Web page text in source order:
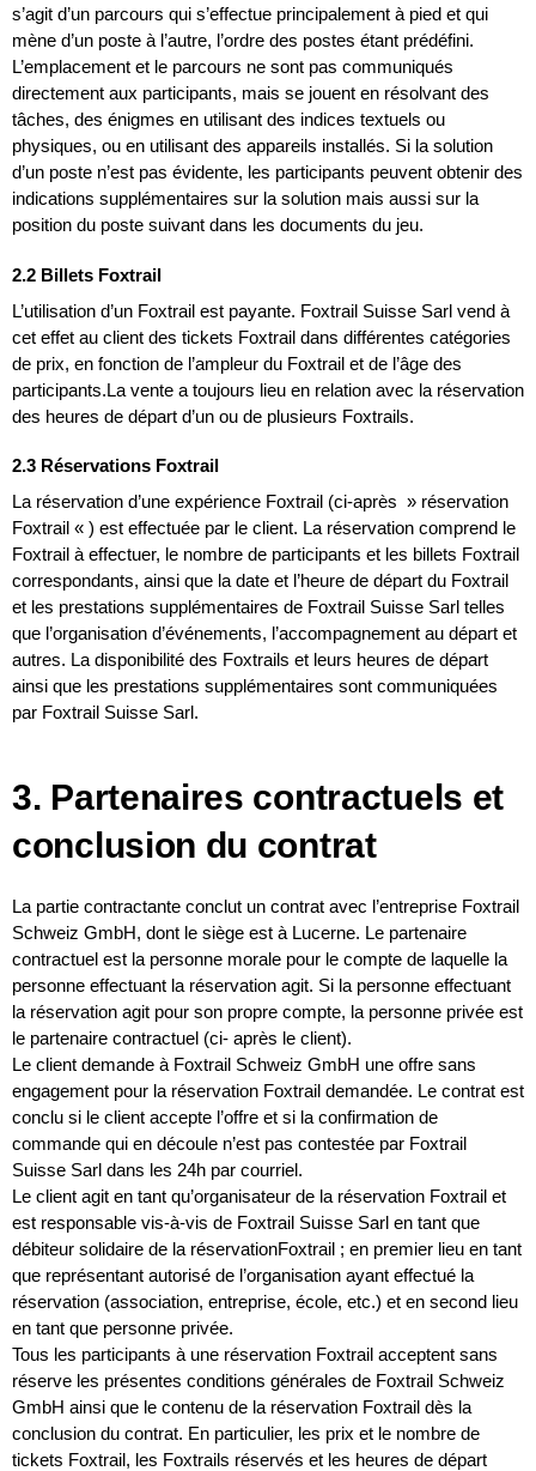
s’agit d’un parcours qui s’effectue principalement à pied et qui
mène d’un poste à l’autre, l’ordre des postes étant prédéfini.
L’emplacement et le parcours ne sont pas communiqués
directement aux participants, mais se jouent en résolvant des
tâches, des énigmes en utilisant des indices textuels ou
physiques, ou en utilisant des appareils installés. Si la solution
d’un poste n’est pas évidente, les participants peuvent obtenir des
indications supplémentaires sur la solution mais aussi sur la
position du poste suivant dans les documents du jeu.
2.2 Billets Foxtrail
L’utilisation d’un Foxtrail est payante. Foxtrail Suisse Sarl vend à
cet effet au client des tickets Foxtrail dans différentes catégories
de prix, en fonction de l’ampleur du Foxtrail et de l’âge des
participants.La vente a toujours lieu en relation avec la réservation
des heures de départ d’un ou de plusieurs Foxtrails.
2.3 Réservations Foxtrail
La réservation d’une expérience Foxtrail (ci-après » réservation
Foxtrail « ) est effectuée par le client. La réservation comprend le
Foxtrail à effectuer, le nombre de participants et les billets Foxtrail
correspondants, ainsi que la date et l’heure de départ du Foxtrail
et les prestations supplémentaires de Foxtrail Suisse Sarl telles
que l’organisation d’événements, l’accompagnement au départ et
autres. La disponibilité des Foxtrails et leurs heures de départ
ainsi que les prestations supplémentaires sont communiquées
par Foxtrail Suisse Sarl.
3. Partenaires contractuels et
conclusion du contrat
La partie contractante conclut un contrat avec l’entreprise Foxtrail
Schweiz GmbH, dont le siège est à Lucerne. Le partenaire
contractuel est la personne morale pour le compte de laquelle la
personne effectuant la réservation agit. Si la personne effectuant
la réservation agit pour son propre compte, la personne privée est
le partenaire contractuel (ci- après le client).
Le client demande à Foxtrail Schweiz GmbH une offre sans
engagement pour la réservation Foxtrail demandée. Le contrat est
conclu si le client accepte l’offre et si la confirmation de
commande qui en découle n’est pas contestée par Foxtrail
Suisse Sarl dans les 24h par courriel.
Le client agit en tant qu’organisateur de la réservation Foxtrail et
est responsable vis-à-vis de Foxtrail Suisse Sarl en tant que
débiteur solidaire de la réservationFoxtrail ; en premier lieu en tant
que représentant autorisé de l’organisation ayant effectué la
réservation (association, entreprise, école, etc.) et en second lieu
en tant que personne privée.
Tous les participants à une réservation Foxtrail acceptent sans
réserve les présentes conditions générales de Foxtrail Schweiz
GmbH ainsi que le contenu de la réservation Foxtrail dès la
conclusion du contrat. En particulier, les prix et le nombre de
tickets Foxtrail, les Foxtrails réservés et les heures de départ